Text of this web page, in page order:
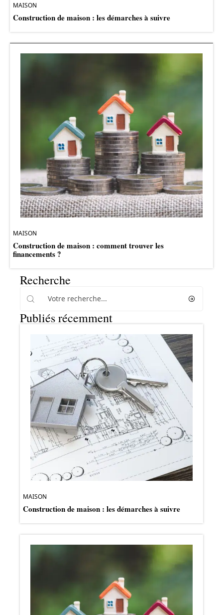
MAISON
Construction de maison : les démarches à suivre
MAISON
Construction de maison : comment trouver les
financements ?
Recherche
Publiés récemment
MAISON
Construction de maison : les démarches à suivre